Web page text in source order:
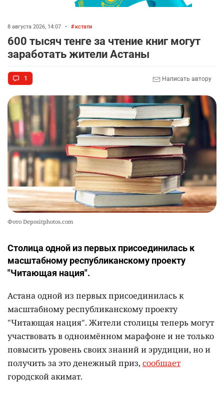
8 августа 2026, 14:07 • кстати
600 тысяч тенге за чтение книг могут
заработать жители Астаны
1 Написать автору
Фото Depositphotos.com
Столица одной из первых присоединилась к
масштабному республиканскому проекту
"Читающая нация".
Астана одной из первых присоединилась к
масштабному республиканскому проекту
"Читающая нация". Жители столицы теперь могут
участвовать в одноимённом марафоне и не только
повысить уровень своих знаний и эрудиции, но и
получить за это денежный приз, сообщает
городской акимат.